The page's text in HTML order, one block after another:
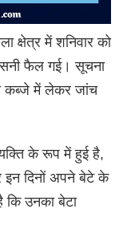
क्षेत्र में शनिवार को
फैल गई। सूचना
कब्जे में लेकर जांच
के रूप में हुई है,
दिनों अपने बेटे के
कि उनका बेटा